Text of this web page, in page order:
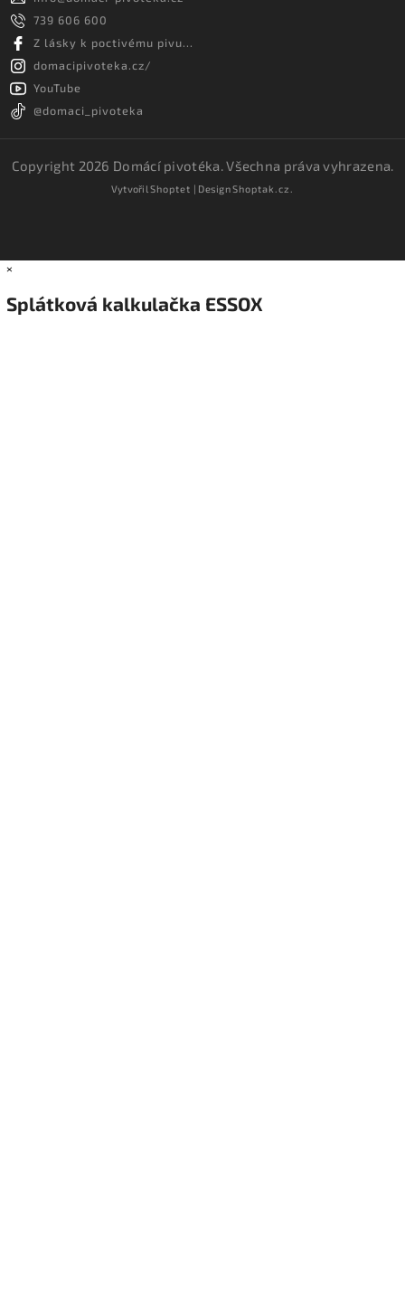
739 606 600
Z lásky k poctivému pivu...
domacipivoteka.cz/
YouTube
@domaci_pivoteka
Copyright 2026 Domácí pivotéka. Všechna práva vyhrazena.
VytvořilShoptet | DesignShoptak.cz.
×
Splátková kalkulačka ESSOX